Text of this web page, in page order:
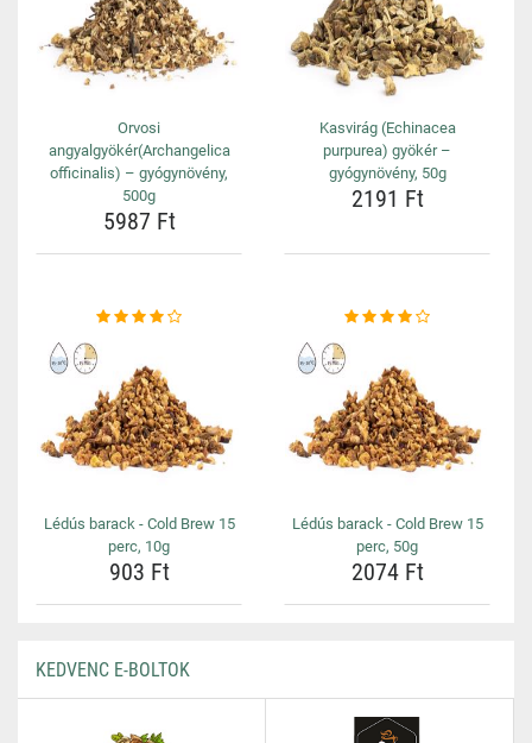
Orvosi
angyalgyökér(Archangelica
officinalis) – gyógynövény,
500g
5987 Ft
Kasvirág (Echinacea
purpurea) gyökér –
gyógynövény, 50g
2191 Ft
Lédús barack - Cold Brew 15
perc, 10g
903 Ft
Lédús barack - Cold Brew 15
perc, 50g
2074 Ft
KEDVENC E-BOLTOK